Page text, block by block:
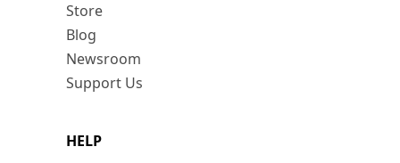
Store
Blog
Newsroom
Support Us
HELP